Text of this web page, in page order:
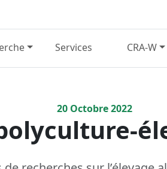
Services CRA-W
20 Octobre2022